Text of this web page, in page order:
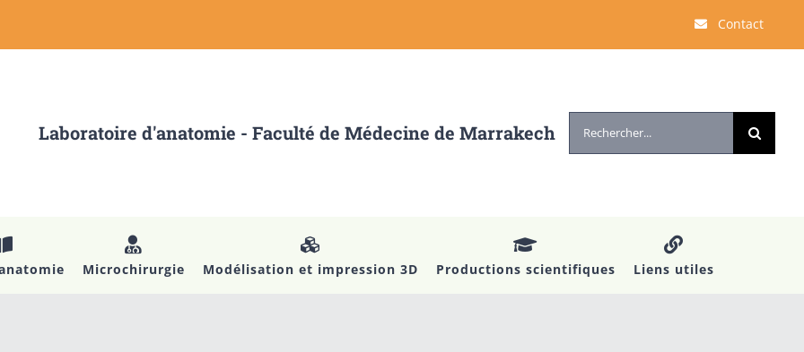
Contact
Laboratoire d'anatomie - Faculté de Médecine de Marrakech Rechercher:
Microchirurgie Modélisation et impression 3D Productions scientifiques Liens utiles